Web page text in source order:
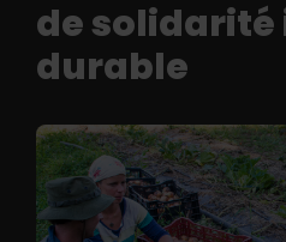
Contact
English
de
durable